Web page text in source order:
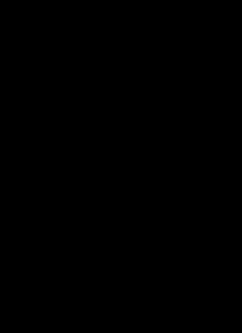
элегантную и
и выберите
ваша